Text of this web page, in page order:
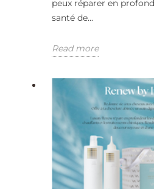
peux réparer en
santé de...
Read more